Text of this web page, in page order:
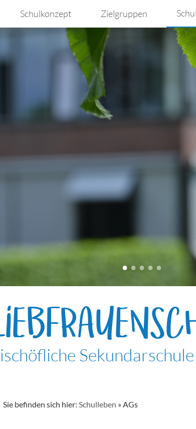
Schulkonzept Zielgruppen
Sekundarschule
Sie befinden sich hier: Schulleben »AGs